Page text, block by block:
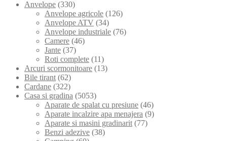
Anvelope (330)
Anvelope agricole (126)
Anvelope ATV (34)
Anvelope industriale (76)
Camere (46)
Jante (37)
Roti complete (11)
Arcuri scormonitoare (13)
Bile tirant (62)
Cardane (322)
Casa si gradina (5053)
Aparate de spalat cu presiune (46)
Aparate incalzire apa menajera (9)
Aparate si masini gradinarit (77)
Benzi adezive (38)